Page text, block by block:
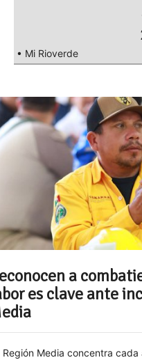
• Mi Rioverde
a
es clave ante
Región Media concentra